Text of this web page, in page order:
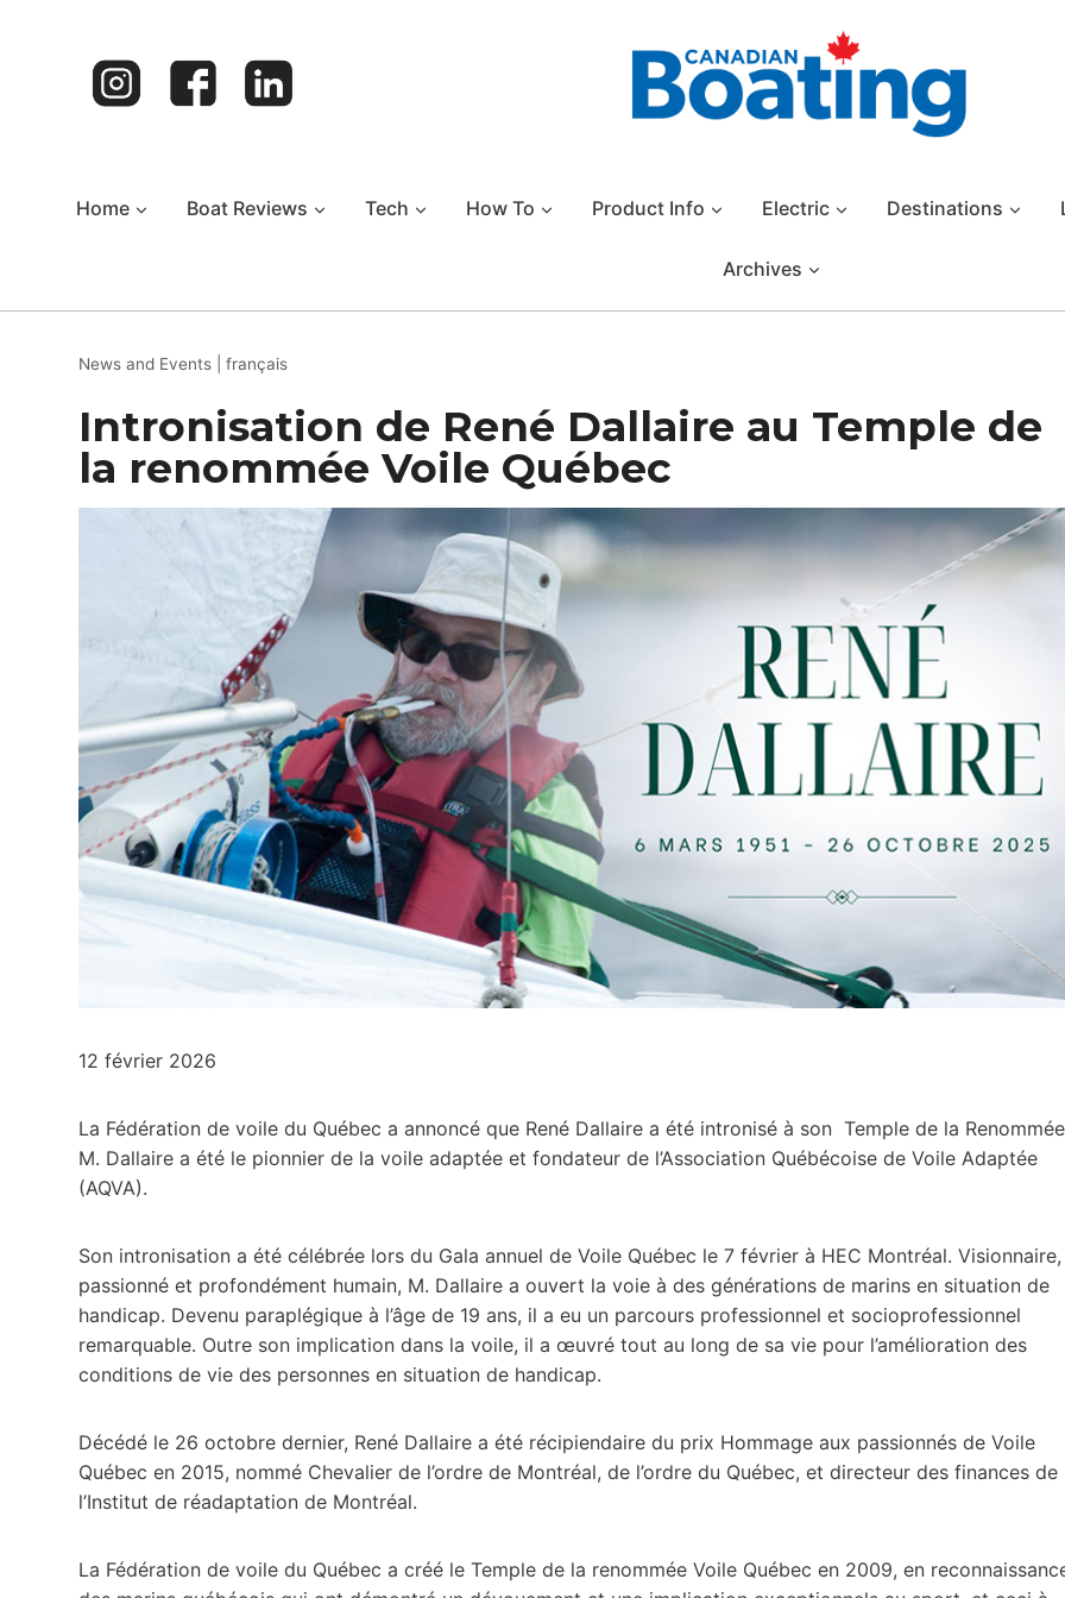
Home Boat Reviews Tech How To Product Info Electric Destinations
Archives
News and Events français
Intronisation de René Dallaire au Temple de
la renommée Voile Québec
12 février 2026
La Fédération de voile du Québec a annoncé que René Dallaire a été intronisé à son Temple de la
M. Dallaire a été le pionnier de la voile adaptée et fondateur de l’Association Québécoise de Voile Adaptée
(AQVA).
Son intronisation a été célébrée lors du Gala annuel de Voile Québec le 7 février à HEC Montréal. Visionnaire,
passionné et profondément humain, M. Dallaire a ouvert la voie à des générations de marins en situation de
handicap. Devenu paraplégique à l’âge de 19 ans, il a eu un parcours professionnel et socioprofessionnel
remarquable. Outre son implication dans la voile, il a œuvré tout au long de sa vie pour l’amélioration des
conditions de vie des personnes en situation de handicap.
Décédé le 26 octobre dernier, René Dallaire a été récipiendaire du prix Hommage aux passionnés de Voile
Québec en 2015, nommé Chevalier de l’ordre de Montréal, de l’ordre du Québec, et directeur des finances de
l’Institut de réadaptation de Montréal.
La Fédération de voile du Québec a créé le Temple de la renommée Voile Québec en 2009, en